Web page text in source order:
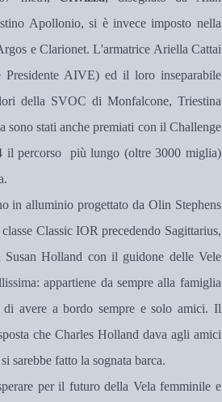
Apollonio, si è invece imposto nella
e Clarionet. L'armatrice Ariella Cattai
AIVE) ed il loro inseparabile
della SVOC di Monfalcone, Triestina
sono stati anche premiati con il Challenge
il percorso più lungo (oltre 3000 miglia)
in alluminio progettato da Olin Stephens
Classic IOR precedendo Sagittarius,
Holland con il guidone delle Vele
appartiene da sempre alla famiglia
avere a bordo sempre e solo amici. Il
che Charles Holland dava agli amici
sarebbe fatto la sognata barca.
per il futuro della Vela femminile e